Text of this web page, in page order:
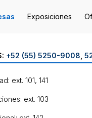
Exposiciones
+52 (55) 5250-9008
ext. 101, 141
ext. 103